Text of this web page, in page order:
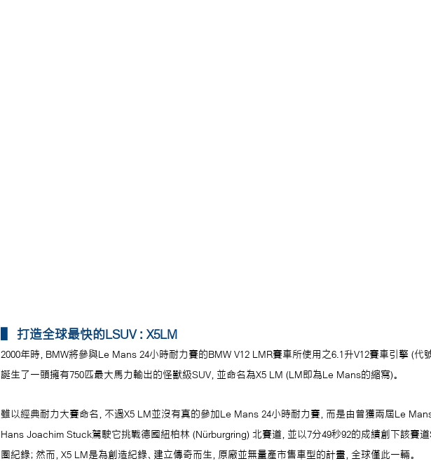
打造全球最快的LSUV : X5LM
2000年時，BMW將參與Le Mans 24小時耐力賽的BMW V12 LMR賽車所使用之6.1升V12賽車引擎 (代號
誕生了一頭擁有750匹最大馬力輸出的怪獸級SUV，並命名為X5 LM (LM即為Le Mans的縮寫)。
雖以經典耐力大賽命名，不過X5 LM並沒有真的參加Le Mans 24小時耐力賽，而是由曾獲兩屆Le
Hans Joachim Stuck駕駛它挑戰德國紐柏林 (Nürburgring) 北賽道，並以7分49秒92的成績創下該賽
圈紀錄；然而，X5 LM是為創造紀錄、建立傳奇而生，原廠並無量產市售車型的計畫，全球僅此一輛。